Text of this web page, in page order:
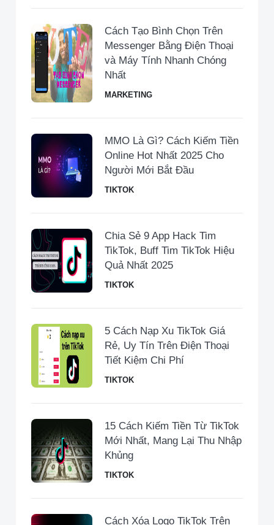
Cách Tạo Bình Chọn Trên
Messenger Bằng Điện Thoại
và Máy Tính Nhanh Chóng
Nhất
MARKETING
MMO Là Gì? Cách Kiếm Tiền
Online Hot Nhất 2025 Cho
Người Mới Bắt Đầu
TIKTOK
Chia Sẻ 9 App Hack Tim
TikTok, Buff Tim TikTok Hiệu
Quả Nhất 2025
TIKTOK
5 Cách Nạp Xu TikTok Giá
Rẻ, Uy Tín Trên Điện Thoại
Tiết Kiệm Chi Phí
TIKTOK
15 Cách Kiếm Tiền Từ TikTok
Mới Nhất, Mang Lại Thu Nhập
Khủng
TIKTOK
Cách Xóa Logo TikTok Trên